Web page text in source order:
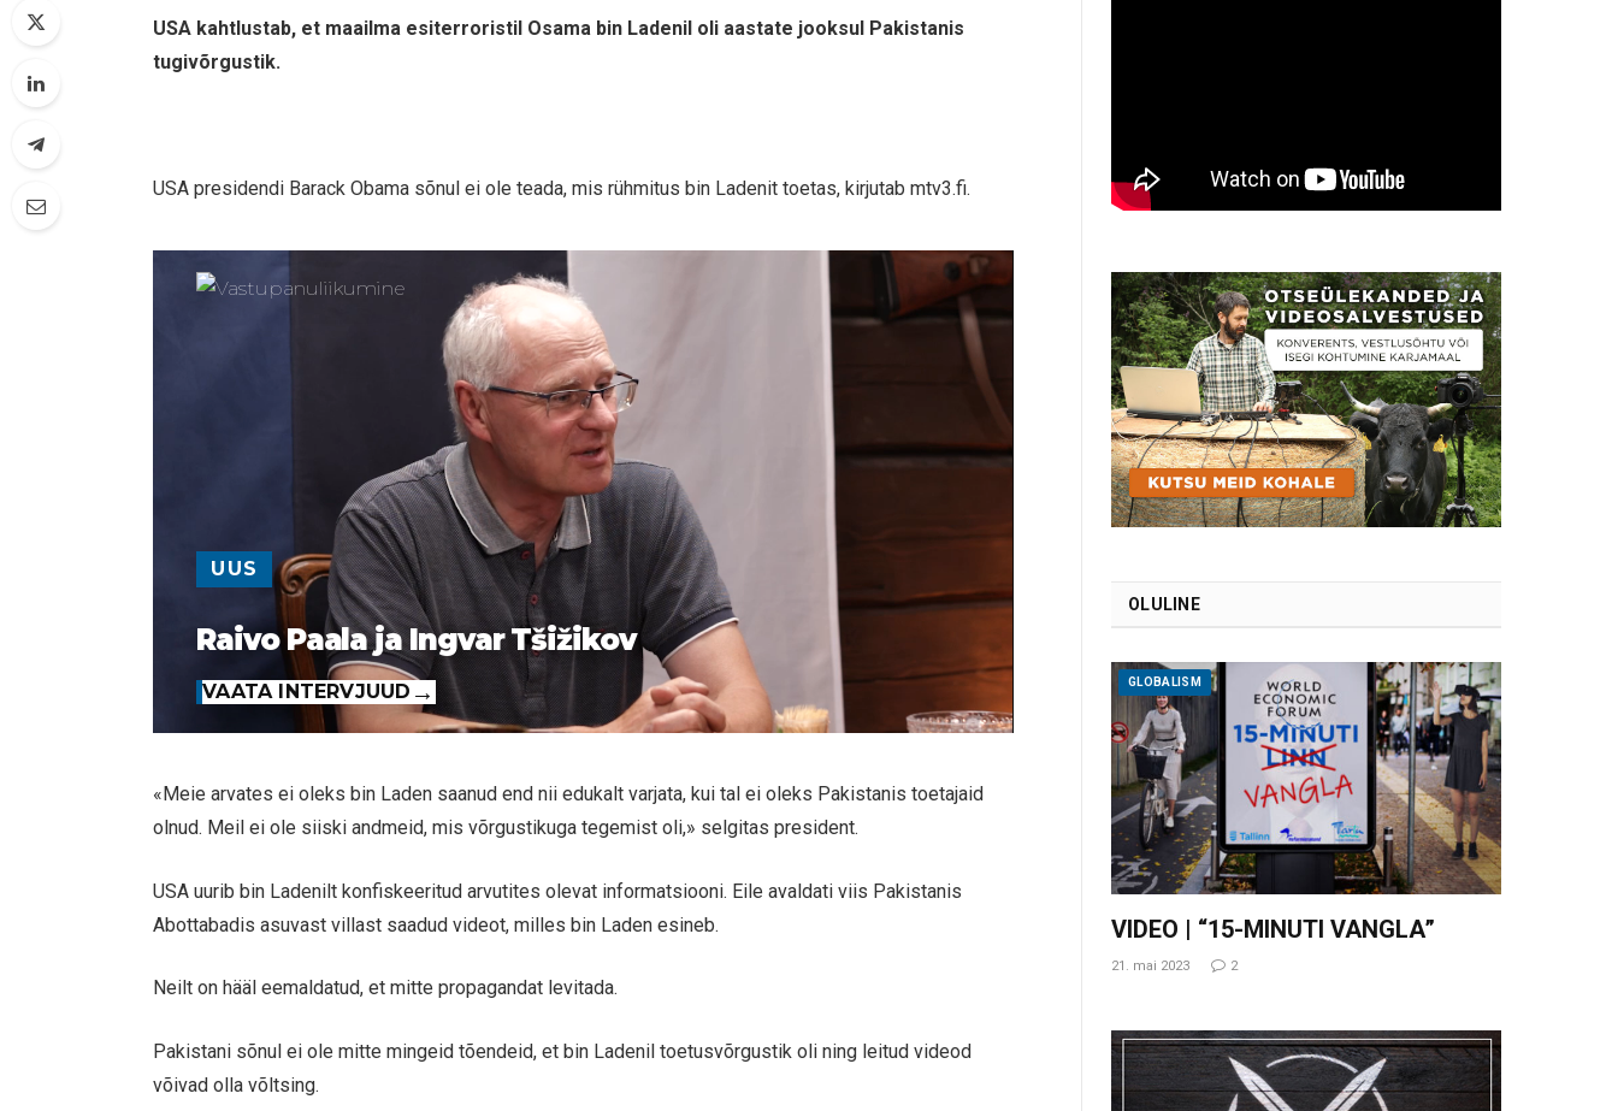
USA kahtlustab, et maailma esiterroristil Osama bin Ladenil oli aastate jooksul Pakistanis
tugivõrgustik.
USA presidendi Barack Obama sõnul ei ole teada, mis rühmitus bin Ladenit toetas, kirjutab mtv3.fi.
UUS
Raivo Paala ja Ingvar Tšižikov
VAATA INTERVJUUD
«Meie arvates ei oleks bin Laden saanud end nii edukalt varjata, kui tal ei oleks Pakistanis toetajaid
olnud. Meil ei ole siiski andmeid, mis võrgustikuga tegemist oli,» selgitas president.
USA uurib bin Ladenilt konfiskeeritud arvutites olevat informatsiooni. Eile avaldati viis Pakistanis
Abottabadis asuvast villast saadud videot, milles bin Laden esineb.
Neilt on hääl eemaldatud, et mitte propagandat levitada.
Pakistani sõnul ei ole mitte mingeid tõendeid, et bin Ladenil toetusvõrgustik oli ning leitud videod
võivad olla võltsing.
OLULINE
GLOBALISM
VIDEO | “15-MINUTI VANGLA”
21. mai 2023 2